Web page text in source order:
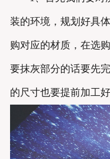
装的环境，规划好具
购对应的材质，在选
要抹灰部分的话要先
的尺寸也要提前加工